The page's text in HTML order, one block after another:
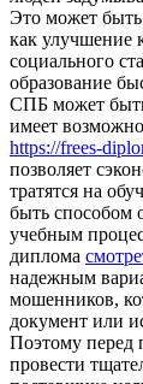
Это может
как улучшение
социального
образование
СПБ может
имеет
https://frees-
позволяет
тратятся на
быть способом
учебным
диплома
надежным
мошенников,
документ или
Поэтому перед
провести